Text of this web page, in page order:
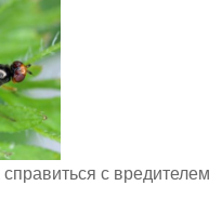
с вредителем